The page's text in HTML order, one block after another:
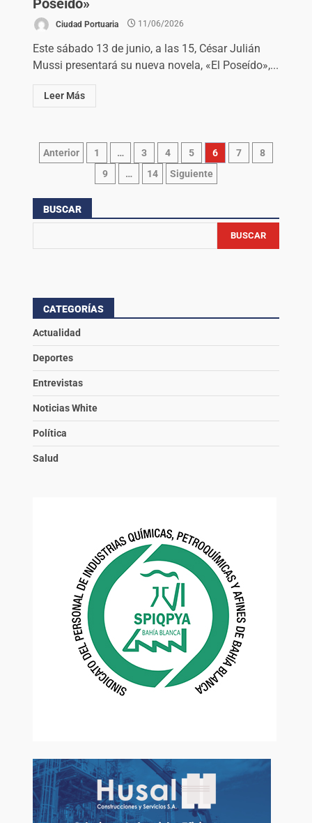
Ciudad Portuaria 11/06/2026
Este sábado 13 de junio, a las 15, César Julián
Mussi presentará su nueva novela, «El Poseído»,...
Leer Más
Anterior 1 … 3 4 5 6 7
8
9
… 14 Siguiente
BUSCAR
BUSCAR
CATEGORÍAS
Actualidad
Deportes
Entrevistas
Noticias White
Política
Salud